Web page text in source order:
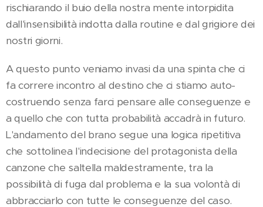
rischiarando il buio della nostra mente intorpidita
dall'insensibilità indotta dalla routine e dal grigiore dei
nostri giorni.
A questo punto veniamo invasi da una spinta che ci
fa correre incontro al destino che ci stiamo auto-
costruendo senza farci pensare alle conseguenze e
a quello che con tutta probabilità accadrà in futuro.
L'andamento del brano segue una logica ripetitiva
che sottolinea l'indecisione del protagonista della
canzone che saltella maldestramente, tra la
possibilità di fuga dal problema e la sua volontà di
abbracciarlo con tutte le conseguenze del caso.